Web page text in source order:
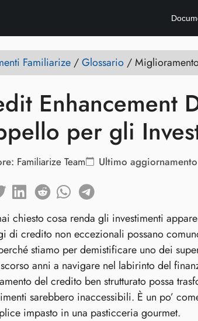
Familiarize /Glossario /
Enhancement
per gli
Familiarize Team Ultimo
chiesto cosa renda gli investimenti
di credito non eccezionali possano
stiamo per demistificare uno dei
anni a navigare nel labirinto del
del credito ben strutturato possa
sarebbero inaccessibili. È un po’
impasto in una pasticceria gourmet.